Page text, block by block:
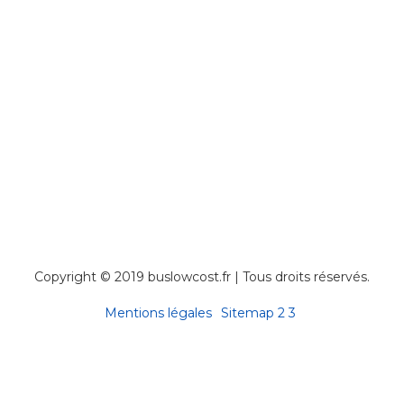
Copyright © 2019 buslowcost.fr | Tous droits réservés.
Mentions légales Sitemap 2 3